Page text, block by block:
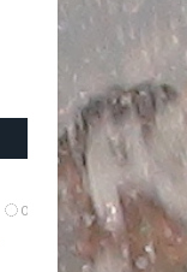
0